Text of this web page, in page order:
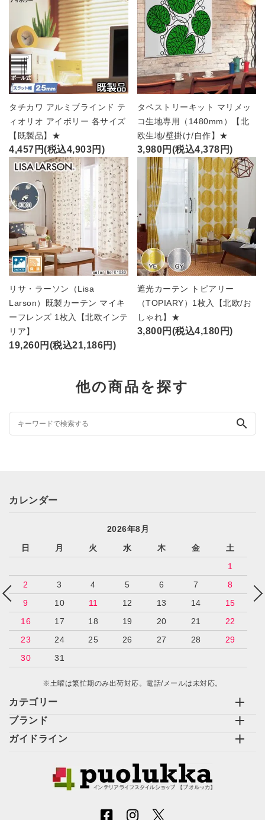
タチカワ アルミブラインド テ
ィオリオ アイボリー 各サイズ
【既製品】★
4,457円(税込4,903円)
タペストリーキット マリメッ
コ生地専用（1480mm）【北
欧生地/壁掛け/自作】★
3,980円(税込4,378円)
リサ・ラーソン（Lisa
Larson）既製カーテン マイキ
ーフレンズ 1枚入【北欧インテ
リア】
19,260円(税込21,186円)
遮光カーテン トピアリー
（TOPIARY）1枚入【北欧/お
しゃれ】★
3,800円(税込4,180円)
他の商品を探す
search
カテゴリー
ブランド
ガイドライン
カレンダー
2026年8月
日
月 火 水 木 金
土
1
2
3 4 5 6 7
8
9
10 11 12 13 14
15
16
17 18 19 20 21
22
23
24 25 26 27 28
29
30
31
※土曜は繁忙期のみ出荷対応。電話/メールは未対応。